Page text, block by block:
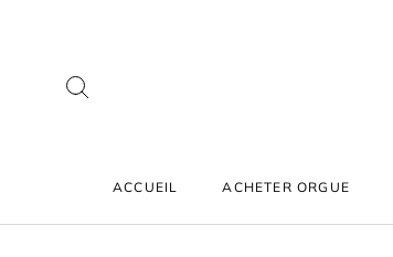
ACCUEIL ACHETER ORGUE